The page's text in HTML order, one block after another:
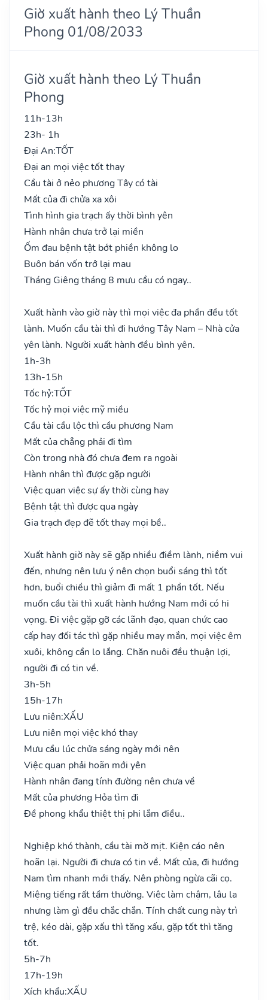
Giờ xuất hành theo Lý Thuần
Phong 01/08/2033
Giờ xuất hành theo Lý Thuần
Phong
11h-13h
23h- 1h
Đại An:TỐT
Đại an mọi việc tốt thay
Cầu tài ở nẻo phương Tây có tài
Mất của đi chửa xa xôi
Tình hình gia trạch ấy thời bình yên
Hành nhân chưa trở lại miền
Ốm đau bệnh tật bớt phiền không lo
Buôn bán vốn trở lại mau
Tháng Giêng tháng 8 mưu cầu có ngay..
Xuất hành vào giờ này thì mọi việc đa phần đều tốt
lành. Muốn cầu tài thì đi hướng Tây Nam – Nhà cửa
yên lành. Người xuất hành đều bình yên.
1h-3h
13h-15h
Tốc hỷ:TỐT
Tốc hỷ mọi việc mỹ miều
Cầu tài cầu lộc thì cầu phương Nam
Mất của chẳng phải đi tìm
Còn trong nhà đó chưa đem ra ngoài
Hành nhân thì được gặp người
Việc quan việc sự ấy thời cùng hay
Bệnh tật thì được qua ngày
Gia trạch đẹp đẽ tốt thay mọi bề..
Xuất hành giờ này sẽ gặp nhiều điềm lành, niềm vui
đến, nhưng nên lưu ý nên chọn buổi sáng thì tốt
hơn, buổi chiều thì giảm đi mất 1 phần tốt. Nếu
muốn cầu tài thì xuất hành hướng Nam mới có hi
vọng. Đi việc gặp gỡ các lãnh đạo, quan chức cao
cấp hay đối tác thì gặp nhiều may mắn, mọi việc êm
xuôi, không cần lo lắng. Chăn nuôi đều thuận lợi,
người đi có tin về.
3h-5h
15h-17h
Lưu niên:XẤU
Lưu niên mọi việc khó thay
Mưu cầu lúc chửa sáng ngày mới nên
Việc quan phải hoãn mới yên
Hành nhân đang tính đường nên chưa về
Mất của phương Hỏa tìm đi
Đề phong khẩu thiệt thị phi lắm điều..
Nghiệp khó thành, cầu tài mờ mịt. Kiện cáo nên
hoãn lại. Người đi chưa có tin về. Mất của, đi hướng
Nam tìm nhanh mới thấy. Nên phòng ngừa cãi cọ.
Miệng tiếng rất tầm thường. Việc làm chậm, lâu la
nhưng làm gì đều chắc chắn. Tính chất cung này trì
trệ, kéo dài, gặp xấu thì tăng xấu, gặp tốt thì tăng
tốt.
5h-7h
17h-19h
Xích khẩu:XẤU